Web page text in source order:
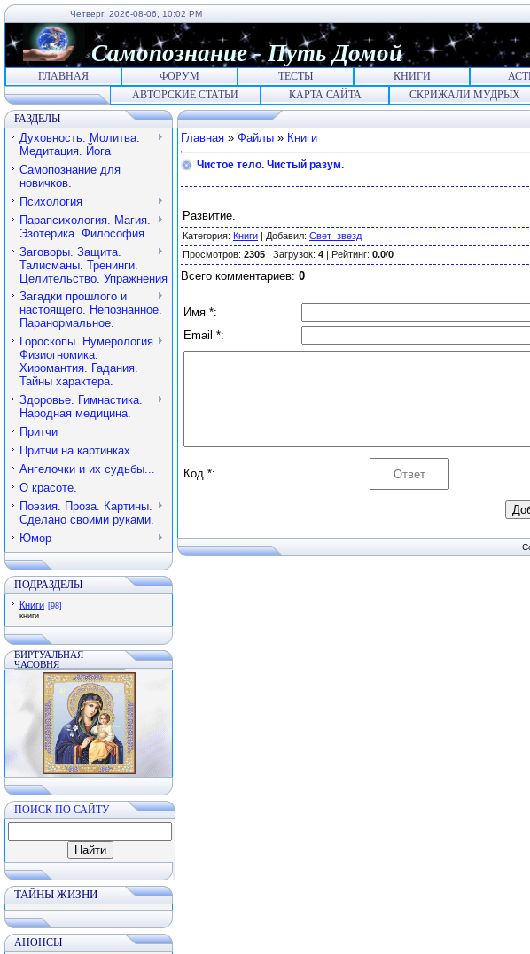
Четверг, 2026-08-06, 10:02 PM
Самопознание- Путь Домой
ГЛАВНАЯ ФОРУМ ТЕСТЫ КНИГИ
АВТОРСКИЕ СТАТЬИ
КАРТА САЙТА СКРИЖАЛИ МУДРЫХ
РАЗДЕЛЫ
Духовность. Молитва.
Медитация. Йога
Самопознание для
новичков.
Психология
Парапсихология. Магия.
Эзотерика. Философия
Заговоры. Защита.
Талисманы. Тренинги.
Целительство. Упражнения
Загадки прошлого и
настоящего. Непознанное.
Паранормальное.
Гороскопы. Нумерология.
Физиогномика.
Хиромантия. Гадания.
Тайны характера.
Здоровье. Гимнастика.
Народная медицина.
Притчи
Притчи на картинках
Ангелочки и их судьбы...
О красоте.
Поэзия. Проза. Картины.
Сделано своими руками.
Юмор
ПОДРАЗДЕЛЫ
Книги [98]
книги
ВИРТУАЛЬНАЯ
ЧАСОВНЯ
ПОИСК ПО САЙТУ
ТАЙНЫ ЖИЗНИ
АНОНСЫ
Главная » Файлы » Книги
Чистое тело. Чистый разум.
Развитие.
Категория: Книги | Добавил: Свет_звезд
Просмотров: 2305 | Загрузок: 4 | Рейтинг: 0.0/0
Всего комментариев: 0
Имя *:
Email *:
Код *: